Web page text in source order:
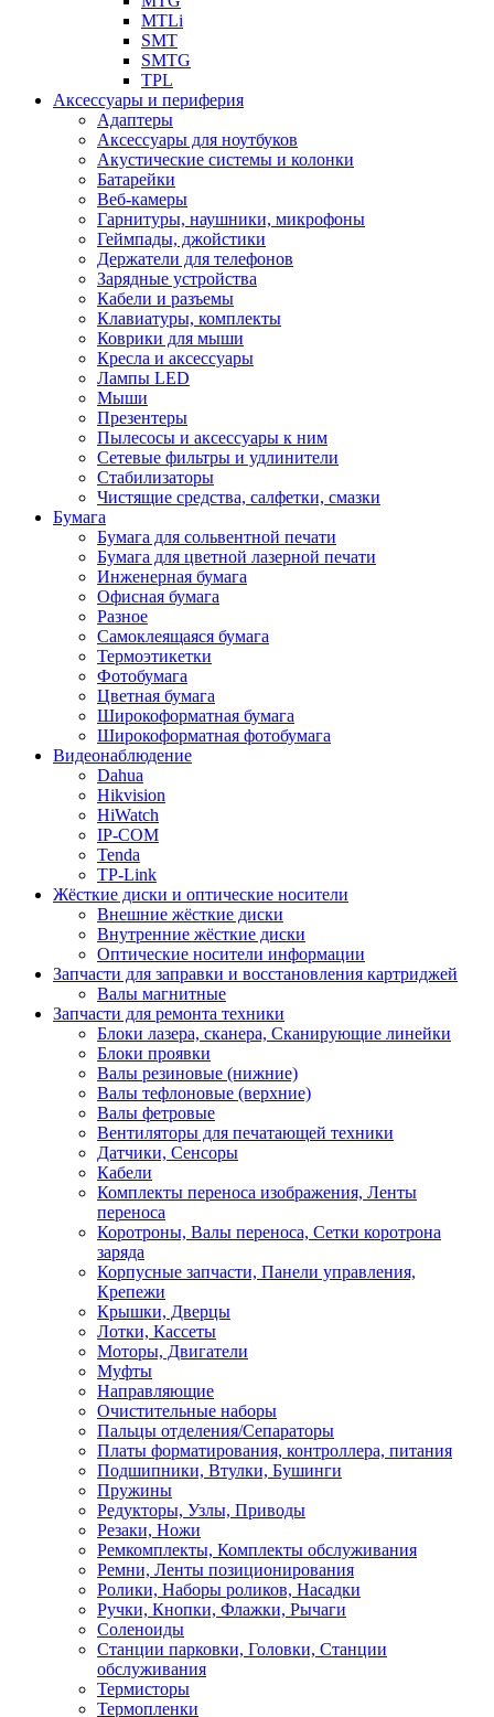
MTLi
SMT
SMTG
TPL
Аксессуары и периферия
Адаптеры
Аксессуары для ноутбуков
Акустические системы и колонки
Батарейки
Веб-камеры
Гарнитуры, наушники, микрофоны
Геймпады, джойстики
Держатели для телефонов
Зарядные устройства
Кабели и разъемы
Клавиатуры, комплекты
Коврики для мыши
Кресла и аксессуары
Лампы LED
Мыши
Презентеры
Пылесосы и аксессуары к ним
Сетевые фильтры и удлинители
Стабилизаторы
Чистящие средства, салфетки, смазки
Бумага
Бумага для сольвентной печати
Бумага для цветной лазерной печати
Инженерная бумага
Офисная бумага
Разное
Самоклеящаяся бумага
Термоэтикетки
Фотобумага
Цветная бумага
Широкоформатная бумага
Широкоформатная фотобумага
Видеонаблюдение
Dahua
Hikvision
HiWatch
IP-COM
Tenda
TP-Link
Жёсткие диски и оптические носители
Внешние жёсткие диски
Внутренние жёсткие диски
Оптические носители информации
Запчасти для заправки и восстановления картриджей
Валы магнитные
Запчасти для ремонта техники
Блоки лазера, сканера, Сканирующие линейки
Блоки проявки
Валы резиновые (нижние)
Валы тефлоновые (верхние)
Валы фетровые
Вентиляторы для печатающей техники
Датчики, Сенсоры
Кабели
Комплекты переноса изображения, Ленты
переноса
Коротроны, Валы переноса, Сетки коротрона
заряда
Корпусные запчасти, Панели управления,
Крепежи
Крышки, Дверцы
Лотки, Кассеты
Моторы, Двигатели
Муфты
Направляющие
Очистительные наборы
Пальцы отделения/Сепараторы
Платы форматирования, контроллера, питания
Подшипники, Втулки, Бушинги
Пружины
Редукторы, Узлы, Приводы
Резаки, Ножи
Ремкомплекты, Комплекты обслуживания
Ремни, Ленты позиционирования
Ролики, Наборы роликов, Насадки
Ручки, Кнопки, Флажки, Рычаги
Соленоиды
Станции парковки, Головки, Станции
обслуживания
Термисторы
Термопленки